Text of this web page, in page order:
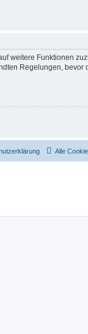
weitere Funktionen
Regelungen, bevor
Alle